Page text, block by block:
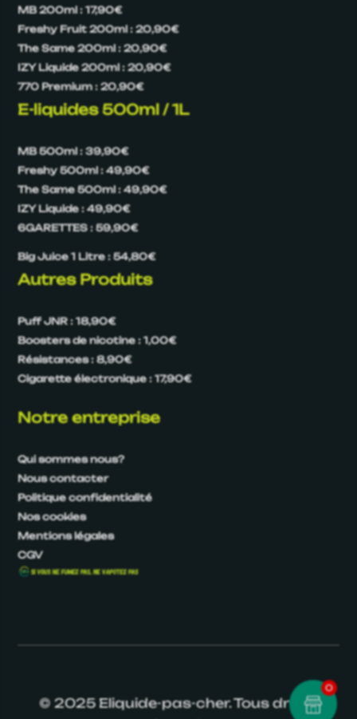
0
MB 200ml : 17,90€
Freshy Fruit 200ml : 20,90€
The Same 200ml : 20,90€
IZY Liquide 200ml : 20,90€
770 Premium : 20,90€
E-liquides 500ml / 1L
MB 500ml : 39,90€
Freshy 500ml : 49,90€
The Same 500ml : 49,90€
IZY Liquide : 49,90€
6GARETTES : 59,90€
Big Juice 1 Litre : 54,80€
Autres Produits
Puff JNR : 18,90€
Boosters de nicotine : 1,00€
Résistances : 8,90€
Cigarette électronique : 17,90€
Notre entreprise
Qui sommes nous?
Nous contacter
Politique confidentialité
Nos cookies
Mentions légales
CGV
© 2025 Eliquide-pas-cher. Tous droits